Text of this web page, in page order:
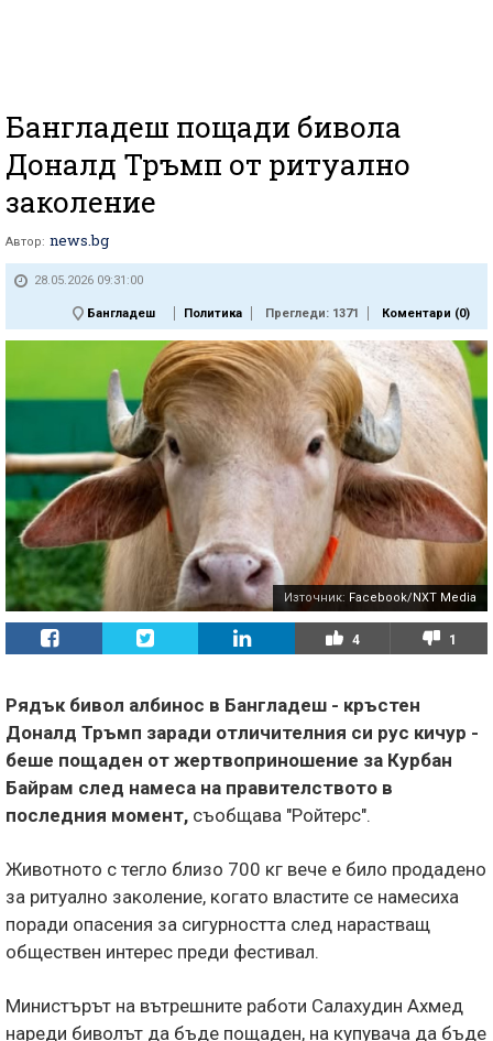
Бангладеш пощади бивола
Доналд Тръмп от ритуално
заколение
Автор: news.bg
28.05.2026 09:31:00
Бангладеш Политика Прегледи: 1371 Коментари (0)
Източник: Facebook/NXT Media
4 1
Рядък бивол албинос в Бангладеш - кръстен
Доналд Тръмп заради отличителния си рус кичур -
беше пощаден от жертвоприношение за Курбан
Байрам след намеса на правителството в
последния момент, съобщава "Ройтерс".
Животното с тегло близо 700 кг вече е било продадено
за ритуално заколение, когато властите се намесиха
поради опасения за сигурността след нарастващ
обществен интерес преди фестивал.
Министърът на вътрешните работи Салахудин Ахмед
нареди биволът да бъде пощаден, на купувача да бъде